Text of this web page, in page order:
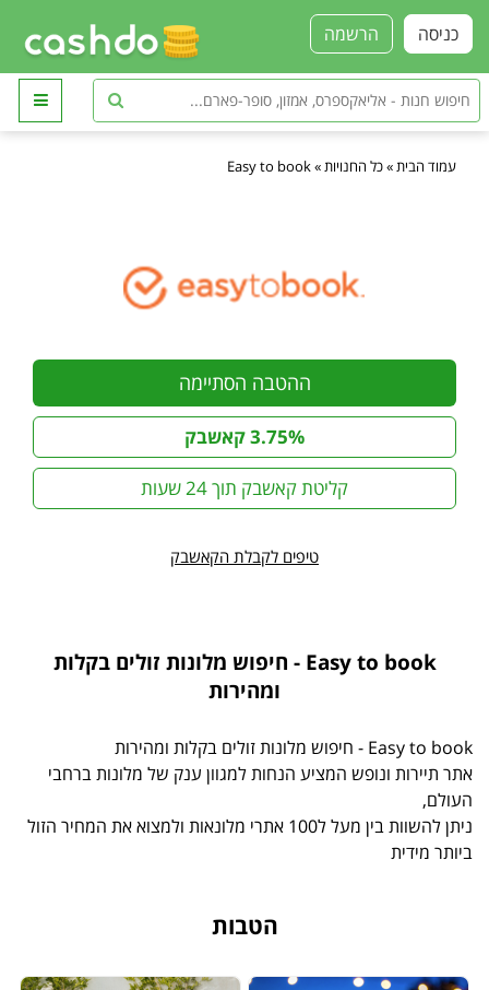
הרשמה כניסה
עמוד הבית »כל החנויות »
Easy to book
ההטבה הסתיימה
3.75% קאשבק
קליטת קאשבק תוך 24 שעות
טיפים לקבלת הקאשבק
Easy to book - חיפוש מלונות זולים בקלות
ומהירות
Easy to book - חיפוש מלונות זולים בקלות ומהירות
אתר תיירות ונופש המציע הנחות למגוון ענק של מלונות ברחבי
העולם,
ניתן להשוות בין מעל ל100 אתרי מלונאות ולמצוא את המחיר הזול
ביותר מידית
הטבות